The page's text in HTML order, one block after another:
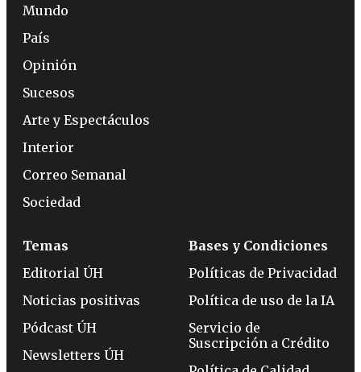
Mundo
País
Opinión
Sucesos
Arte y Espectáculos
Interior
Correo Semanal
Sociedad
Temas
Editorial ÚH
Noticias positivas
Pódcast ÚH
Newsletters ÚH
Bases y Condiciones
Políticas de Privacidad
Política de uso de la IA
Servicio de
Suscripción a Crédito